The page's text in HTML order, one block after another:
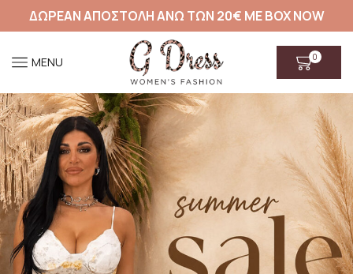
ΔΩΡΕΑΝ ΑΠΟΣΤΟΛΗ ΑΝΩ ΤΩΝ 20€ ΜΕ BOX NOW
MENU 0